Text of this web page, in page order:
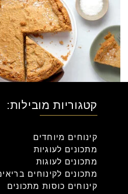
קטגוריות מובילות:
קינוחים מיוחדים
מתכונים לעוגיות
מתכונים לעוגות
מתכונים לקינוחים
קינוחים כוסות מתכונים